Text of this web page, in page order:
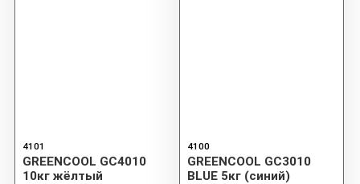
4101
GREENCOOL GC4010
10кг жёлтый
4100
GREENCOOL GC3010
BLUE 5кг (синий)